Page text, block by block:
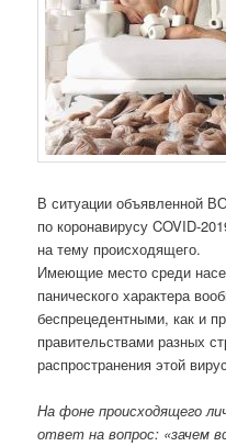
В ситуации объявленной
по коронавирусу COVID-
на тему происходящего.
Имеющие место среди
панического характера
беспрецедентными, как и
правительствами разных
распространения этой
На фоне происходящего
ответ на вопрос: «зачем